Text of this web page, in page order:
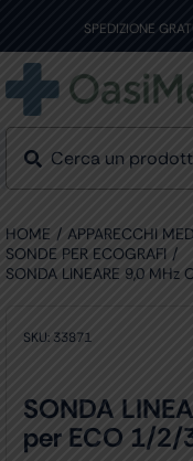
content
SPEDIZIONE
HOME APPARECCHI
SONDE PER ECOGRAFI
SONDA LINEARE 9,0
SKU: 33871
SONDA
per ECO 1/